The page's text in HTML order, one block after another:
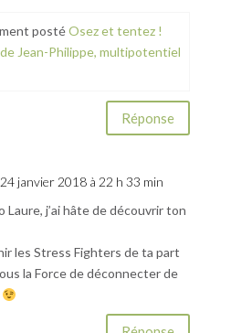
postéOsez et tentez !
Jean-Philippe, multipotentiel
Réponse
janvier 2018 à 22 h 33 min
Laure, j’ai hâte de découvrir ton
les Stress Fighters de ta part
la Force de déconnecter de